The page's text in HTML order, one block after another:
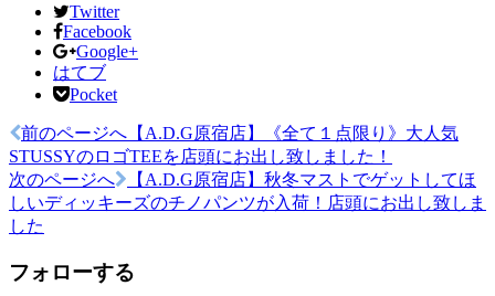
Twitter
Facebook
Google+
はてブ
Pocket
投
稿
ナ
ビ
ゲ
前のページへ 【A.D.G原宿店】《全て１点限り》大人気
STUSSYのロゴTEEを店頭にお出し致しました！
次のページへ
【A.D.G原宿店】秋冬マストでゲットしてほ
しいディッキーズのチノパンツが入荷！店頭にお出し致しま
した
フォローする